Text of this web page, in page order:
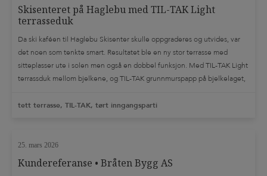
Skisenteret på Haglebu med TIL-TAK Light
terrasseduk
Da ski kaféen til Haglebu Skisenter skulle oppgraderes og utvides, var
det noen som tenkte smart. Resultatet ble en ny stor terrasse med
sitteplasser ute i solen men også en dobbel funksjon. Med TIL-TAK Light
terrassduk mellom bjelkene, og TIL-TAK grunnmurspapp på bjelkelaget,
fikk et […]
tett terrasse, TIL-TAK, tørt inngangsparti
25. mars 2026
Kundereferanse • Bråten Bygg AS